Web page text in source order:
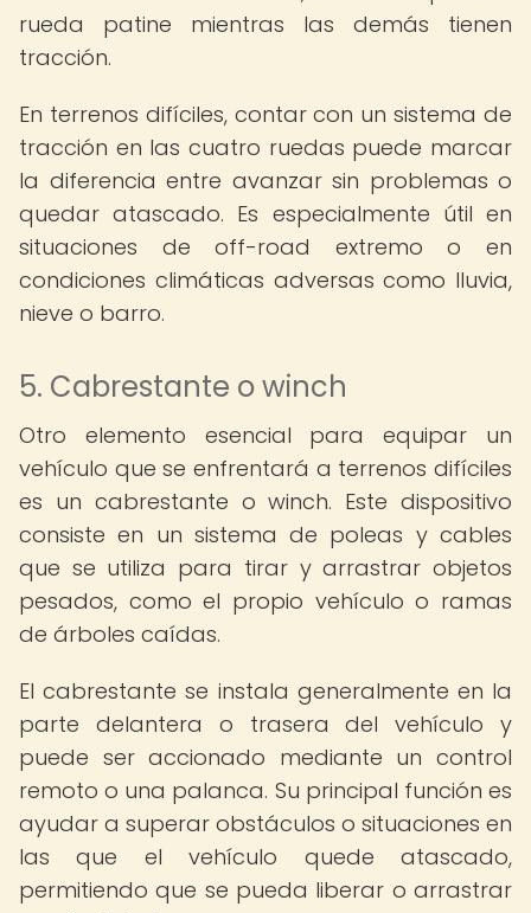
rueda patine mientras las demás tienen
tracción.
En terrenos difíciles, contar con un sistema de
tracción en las cuatro ruedas puede marcar
la diferencia entre avanzar sin problemas o
quedar atascado. Es especialmente útil en
situaciones de off-road extremo o en
condiciones climáticas adversas como lluvia,
nieve o barro.
5. Cabrestante o winch
Otro elemento esencial para equipar un
vehículo que se enfrentará a terrenos difíciles
es un cabrestante o winch. Este dispositivo
consiste en un sistema de poleas y cables
que se utiliza para tirar y arrastrar objetos
pesados, como el propio vehículo o ramas
de árboles caídas.
El cabrestante se instala generalmente en la
parte delantera o trasera del vehículo y
puede ser accionado mediante un control
remoto o una palanca. Su principal función es
ayudar a superar obstáculos o situaciones en
las que el vehículo quede atascado,
permitiendo que se pueda liberar o arrastrar